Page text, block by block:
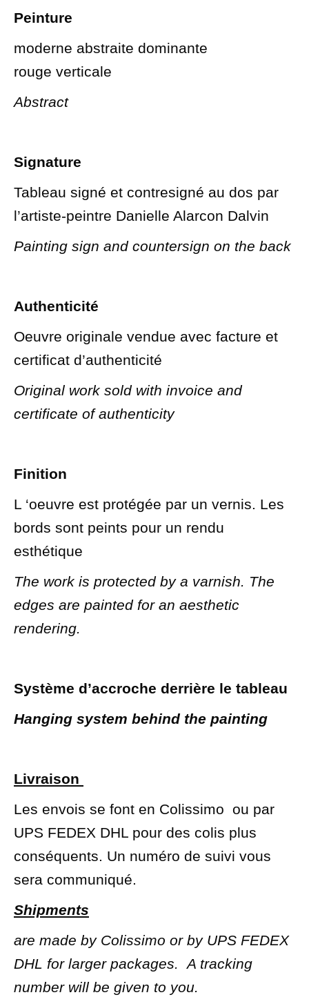
Peinture
moderne abstraite dominante
rouge verticale
Abstract
Signature
Tableau signé et contresigné au dos par
l’artiste-peintre Danielle Alarcon Dalvin
Painting sign and countersign on the back
Authenticité
Oeuvre originale vendue avec facture et
certificat d’authenticité
Original work sold with invoice and
certificate of authenticity
Finition
L ‘oeuvre est protégée par un vernis. Les
bords sont peints pour un rendu
esthétique
The work is protected by a varnish. The
edges are painted for an aesthetic
rendering.
Système d’accroche derrière le tableau
Hanging system behind the painting
Livraison
Les envois se font en Colissimo ou par
UPS FEDEX DHL pour des colis plus
conséquents. Un numéro de suivi vous
sera communiqué.
Shipments
are made by Colissimo or by UPS FEDEX
DHL for larger packages. A tracking
number will be given to you.